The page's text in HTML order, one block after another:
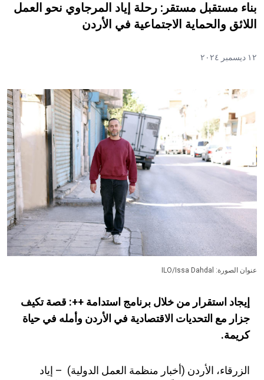
بناء مستقبل مستقر: رحلة إياد المرجاوي نحو العمل
اللائق والحماية الاجتماعية في الأردن
١٢ ديسمبر ٢٠٢٤
عنوان الصورة: ILO/Issa Dahdal
إيجاد استقرار من خلال برنامج استدامة ++: قصة تكيف
جزار مع التحديات الاقتصادية في الأردن وأمله في حياة
كريمة.
الزرقاء، الأردن (أخبار منظمة العمل الدولية) – إياد